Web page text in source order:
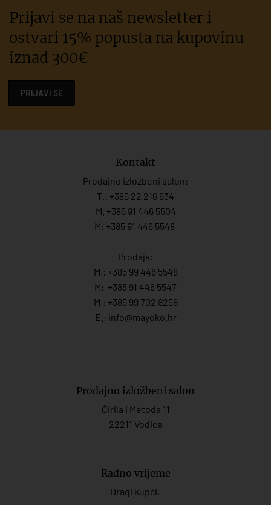
Prijavi se na naš newsletter i
ostvari 15% popusta na kupovinu
iznad 300€
PRIJAVI SE
Kontakt
Prodajno izložbeni salon:
T.: +385 22 216 634
M. +385 91 446 5504
M: +385 91 446 5548
Prodaja:
M.: +385 99 446 5548
M: +385 91 446 5547
M.: +385 99 702 8258
E.: info@mayoko. hr
Prodajno izložbeni salon
Ćirila i Metoda 11
22211 Vodice
Radno vrijeme
Dragi kupci,